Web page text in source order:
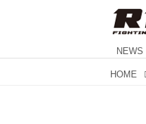
NEWS
HOME